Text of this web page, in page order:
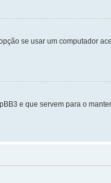
se usar um computador
e que servem para o